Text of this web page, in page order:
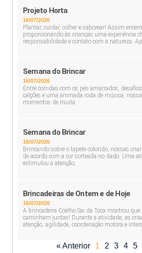
Projeto Horta
16/07/2026
Plantar, cuidar, colher e saborear! Assim
proporcionando às crianças uma experiência
responsabilidade e contato com a natureza.
Semana do Brincar
16/07/2026
Entre corridas com os pés amarrados,
calções e uma animada roda de música,
momentos de muita
Semana do Brincar
16/07/2026
Brincando sobre o tapete colorido, nossas
de acordo com a cor sorteada no dado. Uma
estimulou a atenção,
Brincadeiras de Ontem e de Hoje
16/07/2026
A brincadeira Coelho Sai da Toca mostrou
caminham juntas! Durante a atividade, as
atenção, agilidade, coordenação motora e
« Anterior 1 2 3 4 5